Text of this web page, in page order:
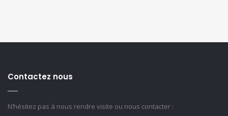
Contactez nous
N’hésitez pas à nous rendre visite ou nous contacter :